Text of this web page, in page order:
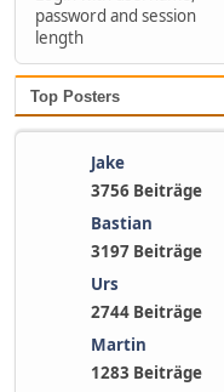
password and session
length
Top Posters
Jake
3756 Beiträge
Bastian
3197 Beiträge
Urs
2744 Beiträge
Martin
1283 Beiträge
Da kommen noch mehr
UNWETTER auf uns zu...
2026-08-07, 07:21:24
Engelwetter:
Extreme
Hitze/Hitzewelle wohl
vom Tisch, Mittelfrist
trotzdem unsicher...
Wettervorhersage
07.08.26